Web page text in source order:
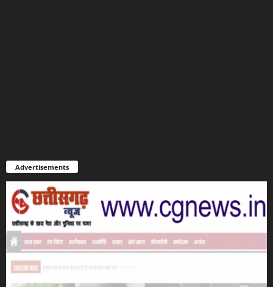
Advertisements